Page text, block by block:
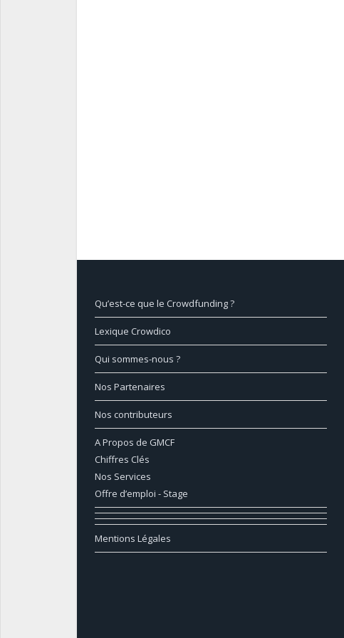
Qu’est-ce que le Crowdfunding ?
Lexique Crowdico
Qui sommes-nous ?
Nos Partenaires
Nos contributeurs
A Propos de GMCF
Chiffres Clés
Nos Services
Offre d’emploi - Stage
Mentions Légales